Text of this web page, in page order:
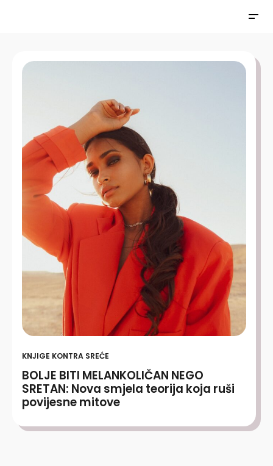
KNJIGE KONTRA SREĆE
BOLJE BITI MELANKOLIČAN NEGO
SRETAN: Nova smjela teorija koja ruši
povijesne mitove